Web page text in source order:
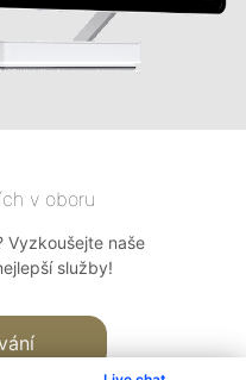
v oboru
Vyzkoušejte naše
služby!